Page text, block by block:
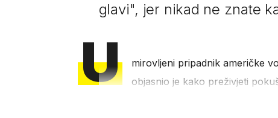
glavi", jer nikad ne znate
U mirovljeni pripadnik američke
objasnio je kako preživjeti